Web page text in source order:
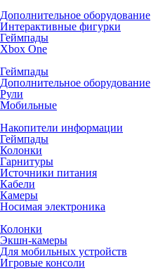
Дополнительное оборудование
Интерактивные фигурки
Геймпады
Xbox One
Геймпады
Дополнительное оборудование
Рули
Мобильные
Накопители информации
Геймпады
Колонки
Гарнитуры
Источники питания
Кабели
Камеры
Носимая электроника
Колонки
Экшн-камеры
Для мобильных устройств
Игровые консоли